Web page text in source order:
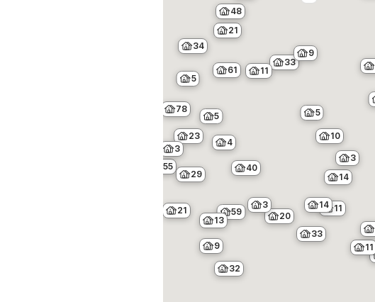
78
55
59
48
34
61
29
32
40
23
33
33
21
20
13
21 11
11
9
10
14
14
11
9
5
3
5
3
3
4
5